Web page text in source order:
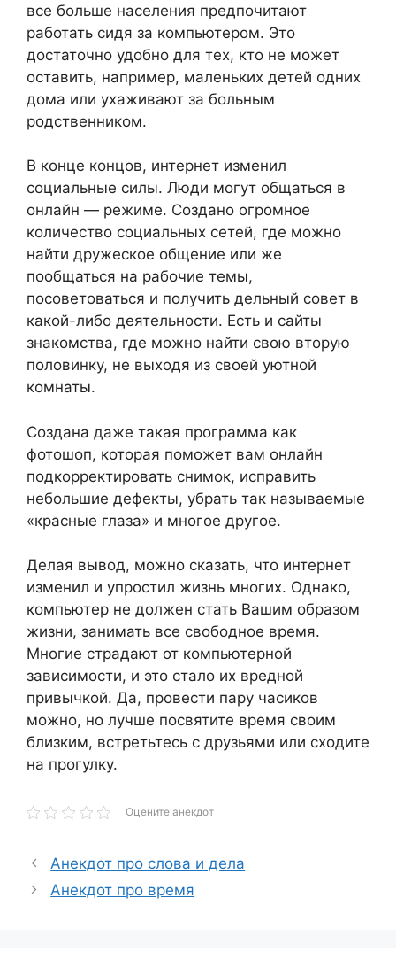
все больше населения предпочитают
работать сидя за компьютером. Это
достаточно удобно для тех, кто не может
оставить, например, маленьких детей одних
дома или ухаживают за больным
родственником.
В конце концов, интернет изменил
социальные силы. Люди могут общаться в
онлайн — режиме. Создано огромное
количество социальных сетей, где можно
найти дружеское общение или же
пообщаться на рабочие темы,
посоветоваться и получить дельный совет в
какой-либо деятельности. Есть и сайты
знакомства, где можно найти свою вторую
половинку, не выходя из своей уютной
комнаты.
Создана даже такая программа как
фотошоп, которая поможет вам онлайн
подкорректировать снимок, исправить
небольшие дефекты, убрать так называемые
«красные глаза» и многое другое.
Делая вывод, можно сказать, что интернет
изменил и упростил жизнь многих. Однако,
компьютер не должен стать Вашим образом
жизни, занимать все свободное время.
Многие страдают от компьютерной
зависимости, и это стало их вредной
привычкой. Да, провести пару часиков
можно, но лучше посвятите время своим
близким, встретьтесь с друзьями или сходите
на прогулку.
Оцените анекдот
Анекдот про слова и дела
Анекдот про время